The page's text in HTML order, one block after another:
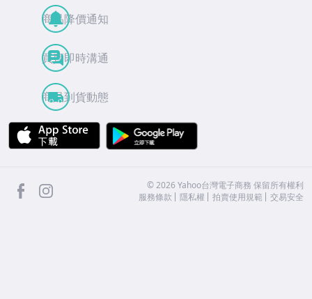
商品降價通知
買賣即時溝通
商品到貨動態
APP Store
facebook ©2026 Yahoo台灣電子商務 保留所有權利
服務條款
隱私權 拍賣使用規範 交易安全